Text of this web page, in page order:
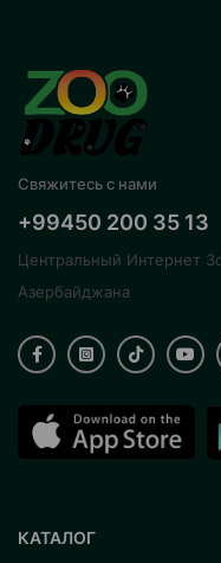
Свяжитесь с нами
+99450 200 35 13
Центральный Интернет
Азербайджана
КАТАЛОГ